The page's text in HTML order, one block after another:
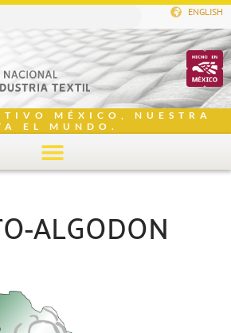
ENGLISH
MÉXICO, NUESTRA
EL MUNDO.
ALGODON